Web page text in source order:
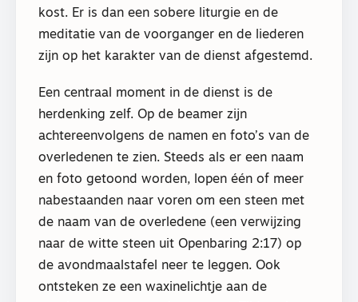
kost. Er is dan een sobere liturgie en de
meditatie van de voorganger en de liederen
zijn op het karakter van de dienst afgestemd.
Een centraal moment in de dienst is de
herdenking zelf. Op de beamer zijn
achtereenvolgens de namen en foto’s van de
overledenen te zien. Steeds als er een naam
en foto getoond worden, lopen één of meer
nabestaanden naar voren om een steen met
de naam van de overledene (een verwijzing
naar de witte steen uit Openbaring 2:17) op
de avondmaalstafel neer te leggen. Ook
ontsteken ze een waxinelichtje aan de